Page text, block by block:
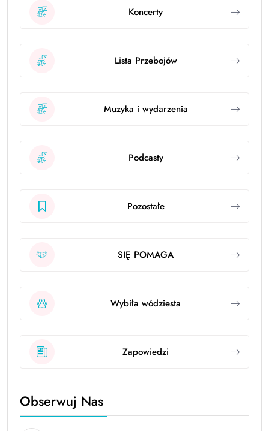
Koncerty
Lista Przebojów
Muzyka i wydarzenia
Podcasty
Pozostałe
SIĘ POMAGA
Wybiła wódziesta
Zapowiedzi
Obserwuj Nas